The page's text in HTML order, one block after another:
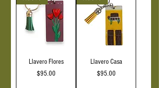
Llavero Flores
Precio
$95.00
Llavero Casa
Precio
$95.00